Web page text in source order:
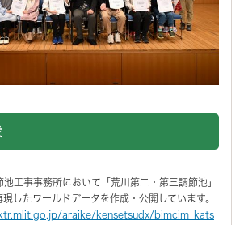
工事事務所において「荒川第二・第三調節池」
したワールドデータを作成・公開しています。
araike/kensetsudx/bimcim_kats